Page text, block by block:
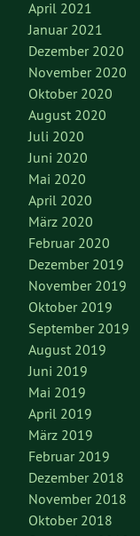
April 2021
Januar 2021
Dezember 2020
November 2020
Oktober 2020
August 2020
Juli 2020
Juni 2020
Mai 2020
April 2020
März 2020
Februar 2020
Dezember 2019
November 2019
Oktober 2019
September 2019
August 2019
Juni 2019
Mai 2019
April 2019
März 2019
Februar 2019
Dezember 2018
November 2018
Oktober 2018